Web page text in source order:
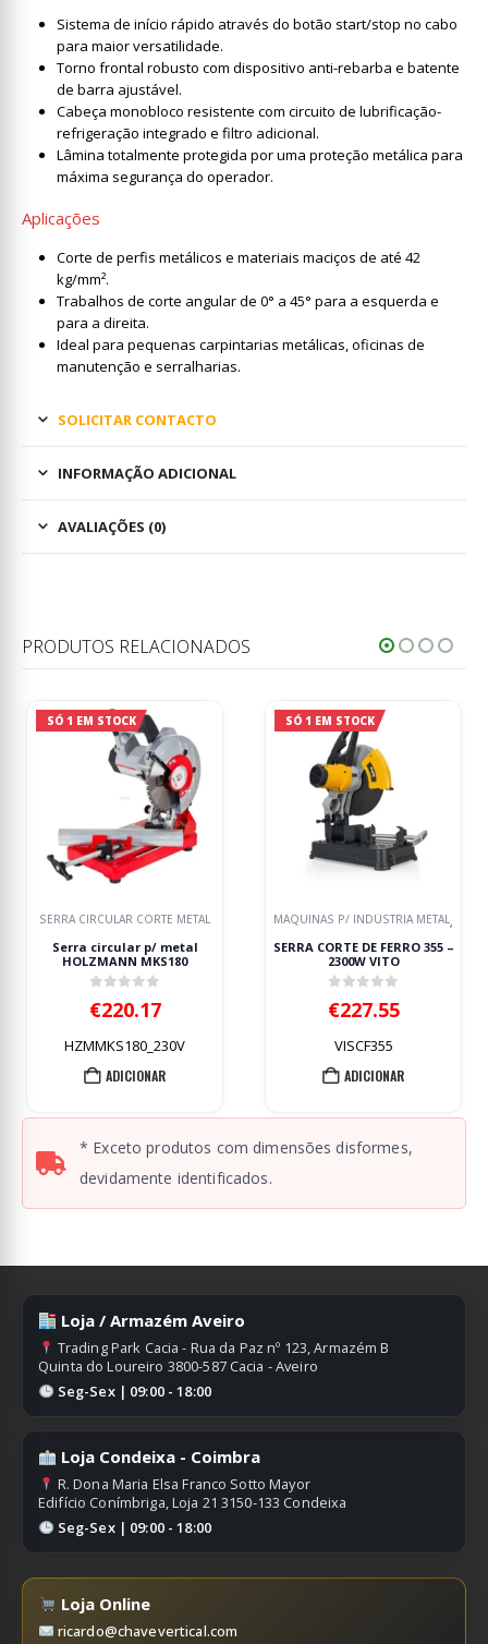
Sistema de início rápido através do botão start/stop no cabo
para maior versatilidade.
Torno frontal robusto com dispositivo anti-rebarba e batente
de barra ajustável.
Cabeça monobloco resistente com circuito de lubrificação-
refrigeração integrado e filtro adicional.
Lâmina totalmente protegida por uma proteção metálica para
máxima segurança do operador.
Aplicações
Corte de perfis metálicos e materiais maciços de até 42
kg/mm².
Trabalhos de corte angular de 0° a 45° para a esquerda e
para a direita.
Ideal para pequenas carpintarias metálicas, oficinas de
manutenção e serralharias.
SOLICITAR CONTACTO
INFORMAÇÃO ADICIONAL
AVALIAÇÕES (0)
PRODUTOS RELACIONADOS
SÓ 1 EM STOCK
MÁQUINAS P/ INDÚSTRIA METAL
SERRA CORTE DE FERRO 355 –
2300W VITO
€227.55
VISCF355
ADICIONAR
SÓ 1 EM STOCK
MÁQUINAS P/ INDÚSTRIA METAL,
Serra circular p/ metal
HOLZMANN MKS355
€589.17
HZMMKS355_230V
ADICIONAR
* Exceto produtos com dimensões disformes,
devidamente identificados.
Loja / Armazém Aveiro
Trading Park Cacia - Rua da Paz nº 123, Armazém B
Quinta do Loureiro 3800-587 Cacia - Aveiro
Seg-Sex | 09:00 - 18:00
Loja Condeixa - Coimbra
R. Dona Maria Elsa Franco Sotto Mayor
Edifício Conímbriga, Loja 21 3150-133 Condeixa
Seg-Sex | 09:00 - 18:00
Loja Online
ricardo@chavevertical.com